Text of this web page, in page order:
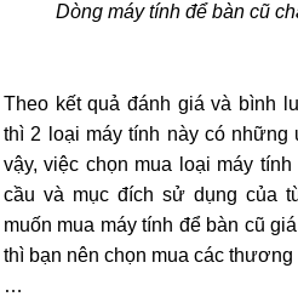
Dòng máy tính để bàn cũ
Theo kết quả đánh giá và bình
thì 2 loại máy tính này có
vậy, việc chọn mua loại máy
cầu và mục đích sử dụng của
muốn mua máy tính để bàn cũ
thì bạn nên chọn mua các
…